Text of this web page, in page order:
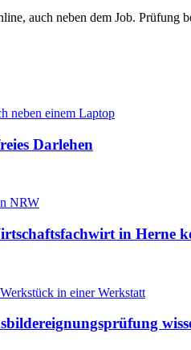
auch neben dem Job. Prüfung
Darlehen
in Herne